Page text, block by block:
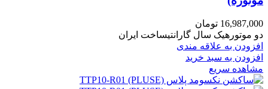
16,987,000 تومان
دو موتورهیک سال گارانتیساخت ایران
افزودن به علاقه مندی
افزودن به سبد خرید
مشاهده سریع